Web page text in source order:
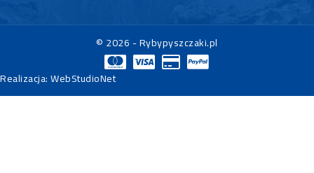
© 2026 - Rybypyszczaki.pl
Realizacja:WebStudioNet